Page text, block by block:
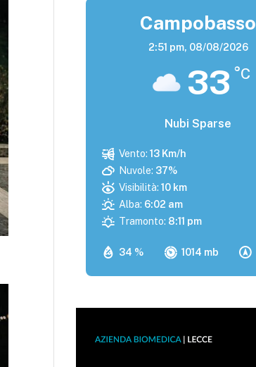
Campobasso
2:51 pm, 08/08/2026
33 °C
Nubi Sparse
34 % 1014 mb
Vento: 13 Km/h
Nuvole: 37%
Visibilità: 10 km
Alba: 6:02 am
Tramonto: 8:11 pm